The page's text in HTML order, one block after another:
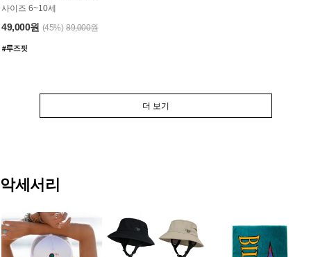
사이즈 6~10세
49,000원 (45%) 89,000원
더 보기
악세서리